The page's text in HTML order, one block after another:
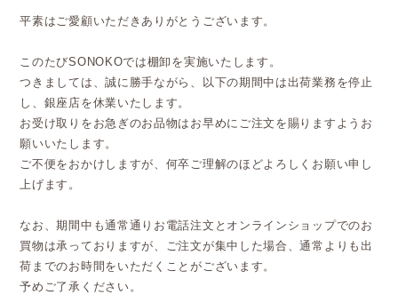
平素はご愛顧いただきありがとうございます。
このたびSONOKOでは棚卸を実施いたします。
つきましては、誠に勝手ながら、以下の期間中は出荷業務を停止
し、銀座店を休業いたします。
お受け取りをお急ぎのお品物はお早めにご注文を賜りますようお
願いいたします。
ご不便をおかけしますが、何卒ご理解のほどよろしくお願い申し
上げます。
なお、期間中も通常通りお電話注文とオンラインショップでのお
買物は承っておりますが、ご注文が集中した場合、通常よりも出
荷までのお時間をいただくことがございます。
予めご了承ください。